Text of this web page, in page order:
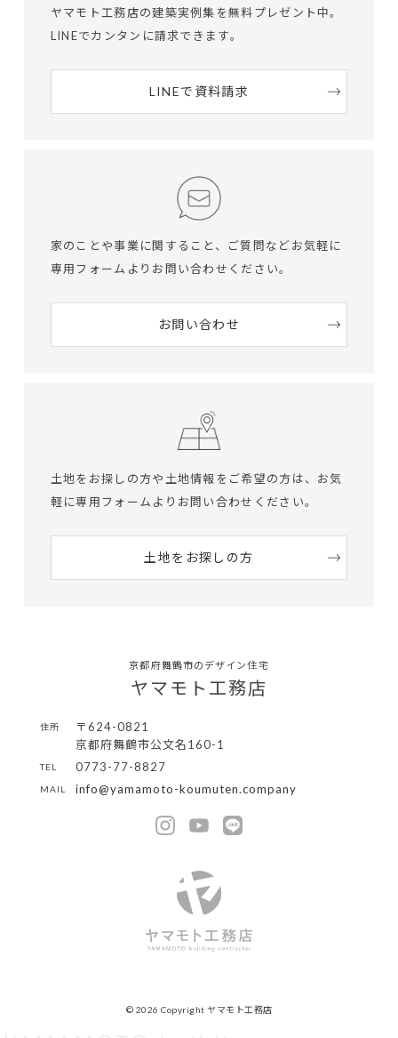
ヤマモト工務店の建築実例集を無料プレゼント中。
LINEでカンタンに請求できます。
LINEで資料請求
家のことや事業に関すること、ご質問など お気軽に
専用フォームよりお問い合わせください。
お問い合わせ
土地をお探しの方や土地情報をご希望の方は、 お気
軽に専用フォームよりお問い合わせください。
土地をお探しの方
京都府舞鶴市のデザイン住宅
ヤマモト工務店
住所
〒624-0821
京都府舞鶴市公文名160-1
TEL 0773-77-8827
MAIL info@yamamoto-koumuten.company
© 2026 Copyright ヤマモト工務店